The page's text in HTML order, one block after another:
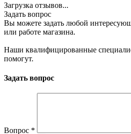
Загрузка отзывов...
Задать вопрос
Вы можете задать любой
или работе магазина.
Наши квалифицированные
помогут.
Задать вопрос
Вопрос *